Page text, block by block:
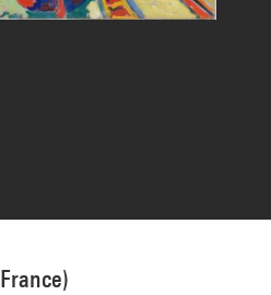
MNAM-CCI/Audrey Laurans/Dist.